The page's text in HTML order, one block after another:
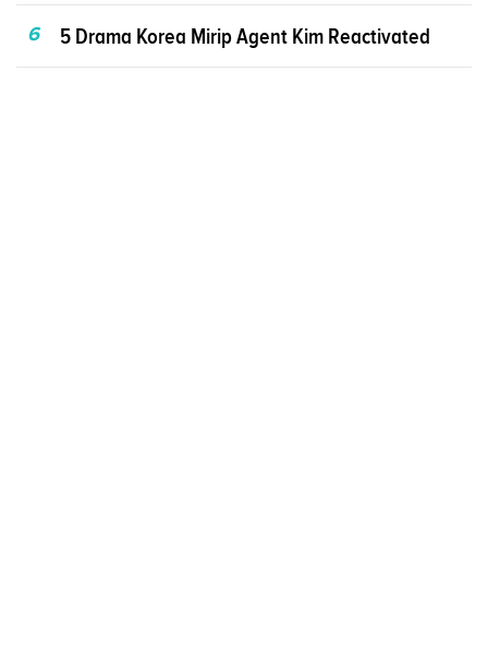
6 5 Drama Korea Mirip Agent Kim Reactivated